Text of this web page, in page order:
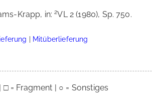
Krapp, in:2VL 2 (1980), Sp. 750.
| Mitüberlieferung
□ = Fragment | ○ = Sonstiges